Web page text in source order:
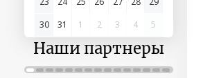
30
31 1 2 3 4 5
Наши партнеры